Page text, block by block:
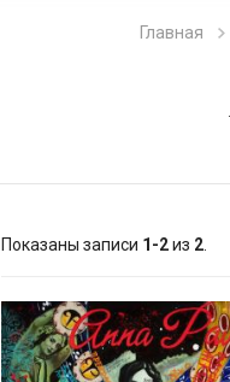
Главная
Показаны записи 1-2из 2